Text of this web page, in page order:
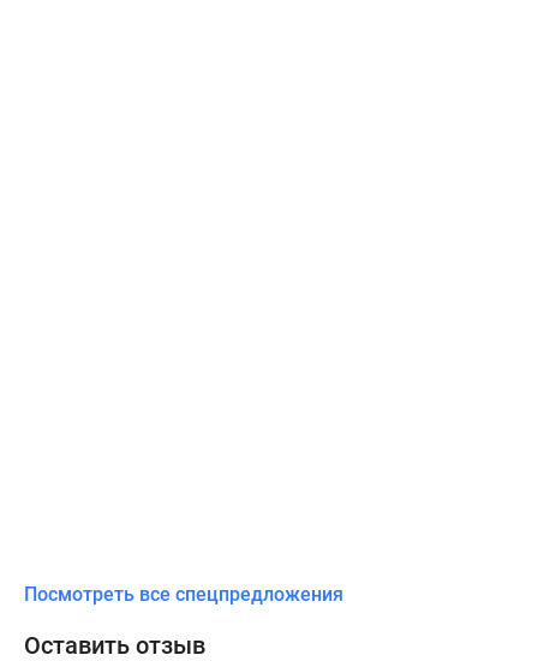
Посмотреть все спецпредложения
Оставить отзыв